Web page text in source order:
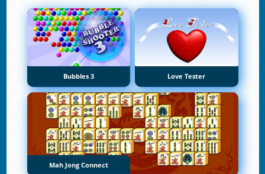
Bubbles 3 Love Tester
Mah Jong Connect